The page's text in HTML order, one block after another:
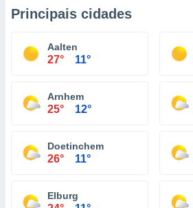
Principais cidades
Aalten
27° 11°
Arnhem
25° 12°
Doetinchem
26° 11°
Elburg